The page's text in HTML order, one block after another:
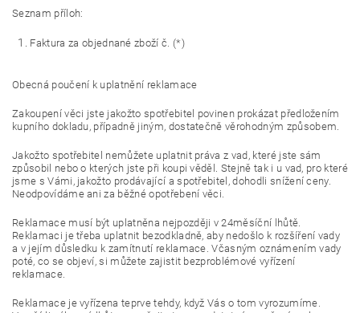
Seznam příloh:
Faktura za objednané zboží č. (*)
Obecná poučení k uplatnění reklamace
Zakoupení věci jste jakožto spotřebitel povinen prokázat předložením
kupního dokladu, případně jiným, dostatečně věrohodným způsobem.
Jakožto spotřebitel nemůžete uplatnit práva z vad, které jste sám
způsobil nebo o kterých jste při koupi věděl. Stejně tak i u vad, pro které
jsme s Vámi, jakožto prodávající a spotřebitel, dohodli snížení ceny.
Neodpovídáme ani za běžné opotřebení věci.
Reklamace musí být uplatněna nejpozději v 24měsíční lhůtě.
Reklamaci je třeba uplatnit bezodkladně, aby nedošlo k rozšíření vady
a v jejím důsledku k zamítnutí reklamace. Včasným oznámením vady
poté, co se objeví, si můžete zajistit bezproblémové vyřízení
reklamace.
Reklamace je vyřízena teprve tehdy, když Vás o tom vyrozumíme.